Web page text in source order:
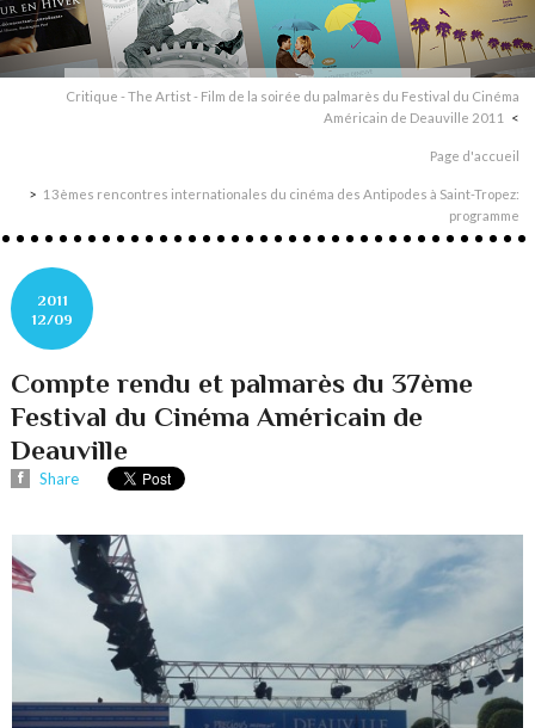
Critique - The Artist - Film de la soirée du palmarès du Festival du Cinéma
Américain de Deauville 2011
Page d'accueil
13èmes rencontres internationales du cinéma des Antipodes à Saint-Tropez:
programme
2011
12/09
Compte rendu et palmarès du 37ème
Festival du Cinéma Américain de
Deauville
Share